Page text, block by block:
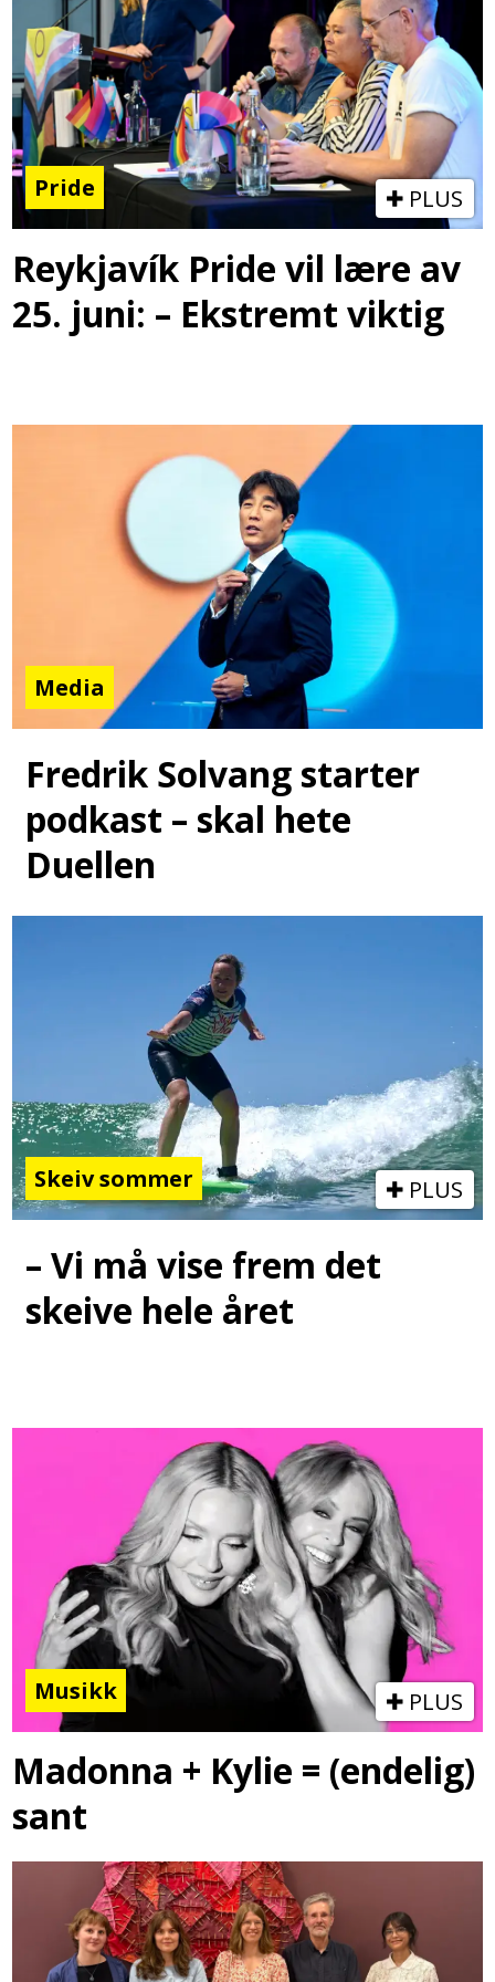
Pride PLUS
Reykjavík Pride vil lære av
25. juni: – Ekstremt viktig
Media
Fredrik Solvang starter
podkast – skal hete
Duellen
Skeiv sommer PLUS
– Vi må vise frem det
skeive hele året
Musikk PLUS
Madonna + Kylie = (endelig)
sant